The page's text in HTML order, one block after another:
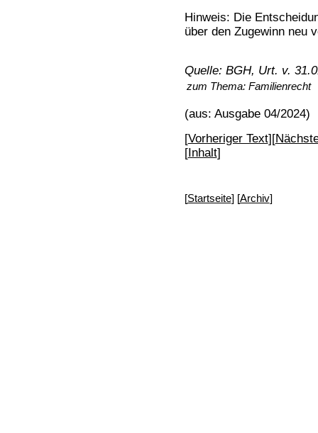
Hinweis: Die
über den Zugewinn neu
Quelle: BGH, Urt. v.
zum Thema: Familienrecht
(aus: Ausgabe 04/2024)
[Vorheriger Text][
[Inhalt]
[Startseite] [Archiv]